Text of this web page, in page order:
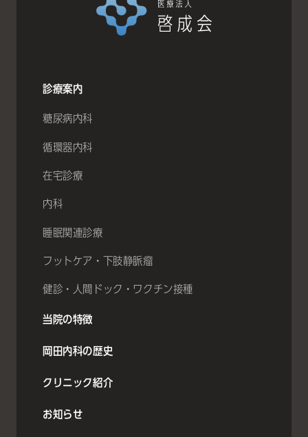
診療案内
糖尿病内科
循環器内科
在宅診療
内科
睡眠関連診療
フットケア・下肢静脈瘤
健診・人間ドック・ワクチン接種
当院の特徴
岡田内科の歴史
クリニック紹介
お知らせ